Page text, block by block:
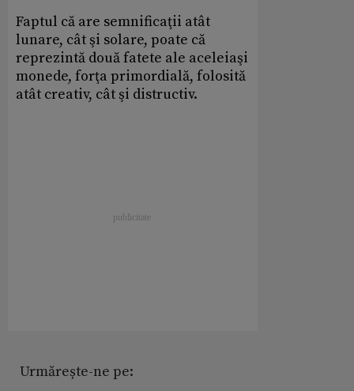
Faptul că are semnificaţii atât
lunare, cât şi solare, poate că
reprezintă două fatete ale aceleiaşi
monede, forţa primordială, folosită
atât creativ, cât şi distructiv.
Urmărește-ne pe: